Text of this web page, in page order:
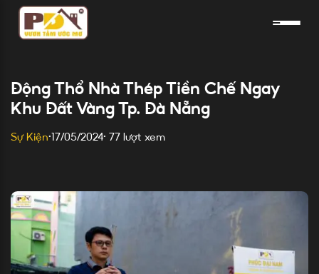
Skip
content
Động Thổ Nhà Thép Tiền Chế Ngay
Khu Đất Vàng Tp. Đà Nẵng
Sự Kiện• 17/05/2024• 77 lượt xem